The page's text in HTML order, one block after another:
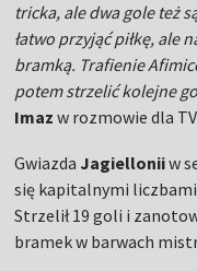
tricka, ale dwa gole też
łatwo przyjąć piłkę, ale
bramką. Trafienie
potem strzelić kolejne
Imaz w rozmowie dla
Gwiazda Jagielloniiw
się kapitalnymi
Strzelił 19 goli i
bramek w barwach